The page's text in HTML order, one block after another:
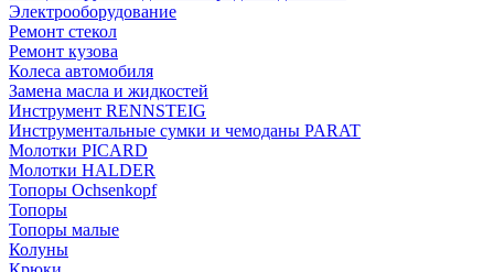
Электрооборудование
Ремонт стекол
Ремонт кузова
Колеса автомобиля
Замена масла и жидкостей
Инструмент RENNSTEIG
Инструментальные сумки и чемоданы PARAT
Молотки PICARD
Молотки HALDER
Топоры Ochsenkopf
Топоры
Топоры малые
Колуны